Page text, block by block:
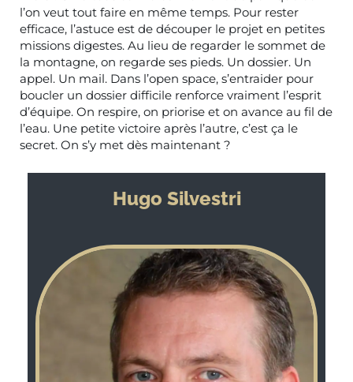
l’on veut tout faire en même temps. Pour rester
efficace, l’astuce est de découper le projet en petites
missions digestes. Au lieu de regarder le sommet de
la montagne, on regarde ses pieds. Un dossier. Un
appel. Un mail. Dans l’open space, s’entraider pour
boucler un dossier difficile renforce vraiment l’esprit
d’équipe. On respire, on priorise et on avance au fil de
l’eau. Une petite victoire après l’autre, c’est ça le
secret. On s’y met dès maintenant ?
Hugo Silvestri